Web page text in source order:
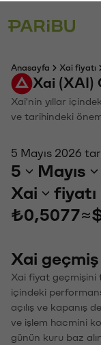
Anasayfa Xai fiyatı
Xai (XAI)
Xai'nin yıllar
ve tarihindeki
5 Mayıs 2026
5 Mayıs
Xai
fiyatı
₺0,5077≈
Xai
Xai fiyat geçmişini
içindeki
açılış ve kapanış
ve işlem hacmini
günün kuru baz